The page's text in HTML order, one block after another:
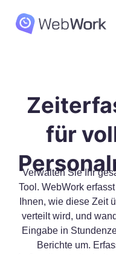
für
Verwalten Sie Ihr
Tool. WebWork
Ihnen, wie diese Zeit
verteilt wird, und
Eingabe in
Berichte um.